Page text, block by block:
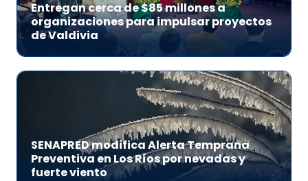
Entregan cerca de $85 millones a
organizaciones para impulsar proyectos
de Valdivia
SENAPRED modifica Alerta Temprana
Preventiva en Los Ríos por nevadas y
fuerte viento